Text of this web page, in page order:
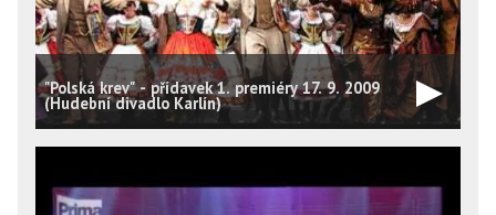
"Polská krev" - přídavek 1. premiéry 17. 9. 2009
(Hudební divadlo Karlín)